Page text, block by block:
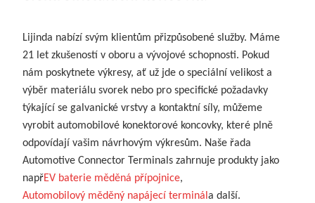
Lijinda nabízí svým klientům přizpůsobené služby. Máme
21 let zkušeností v oboru a vývojové schopnosti. Pokud
nám poskytnete výkresy, ať už jde o speciální velikost a
výběr materiálu svorek nebo pro specifické požadavky
týkající se galvanické vrstvy a kontaktní síly, můžeme
vyrobit automobilové konektorové koncovky, které plně
odpovídají vašim návrhovým výkresům. Naše řada
Automotive Connector Terminals zahrnuje produkty jako
napřEV baterie měděná přípojnice,
Automobilový měděný napájecí terminála další.